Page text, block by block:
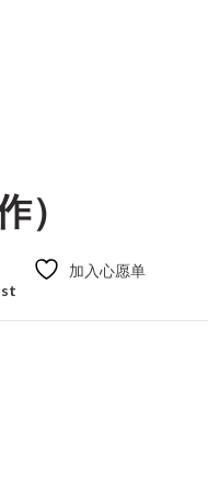
）
加入心愿单